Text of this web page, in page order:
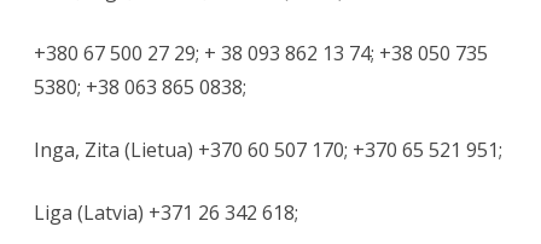
+380 67 500 27 29; + 38 093 862 13 74; +38 050 735
5380; +38 063 865 0838;
Inga, Zita (Lietua) +370 60 507 170; +370 65 521 951;
Liga (Latvia) +371 26 342 618;